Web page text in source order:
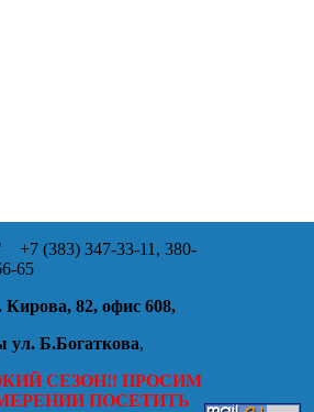
+7 (383) 347-33-11, 380-
65
Кирова, 82, офис 608,
ул. Б.Богаткова,
СЕЗОН!! ПРОСИМ
ПОСЕТИТЬ